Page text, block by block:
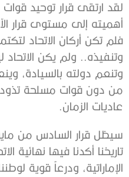
لقد ارتقى قرار توحيد
أهميته إلى مستوى قرار
فلم تكن أركان الاتحاد
وتنفيذه.. ولم يكن
وتنعم دولته بالسيادة،
من دون قوات مسلحة
عاديات الزمان.
تاريخنا أكدنا فيها نهائية
الإماراتية، ودرعاً قوية